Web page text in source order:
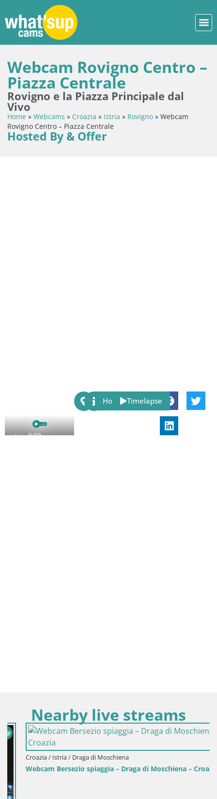
Webcam Rovigno Centro –
Piazza Centrale
Rovigno e la Piazza Principale dal
Vivo
Home » Webcams » Croazia » Istria » Rovigno » Webcam
Rovigno Centro – Piazza Centrale
Hosted By & Offer
Share:
Host Timelapse
Nearby live streams
Croazia / Istria / Draga di Moschiena
Webcam Bersezio spiaggia – Draga di Moschiena – Croazia